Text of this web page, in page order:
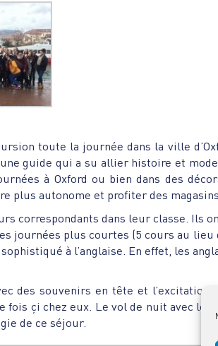
toute la journée dans la ville
guide qui a su allier histoire et
à Oxford ou bien dans des
plus autonome et profiter des magasins.
correspondants dans leur classe. Ils
journées plus courtes (5 cours au lieu
à l’anglaise. En effet, les
des souvenirs en tête et l’excitation
çi chez eux. Le vol de nuit avec les
de ce séjour.